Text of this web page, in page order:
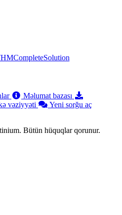
Məlumat bazası
vəziyyəti Yeni sorğu aç
Bütün hüquqlar qorunur.